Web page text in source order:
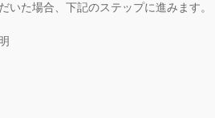
いた場合、下記のステップに進みます。